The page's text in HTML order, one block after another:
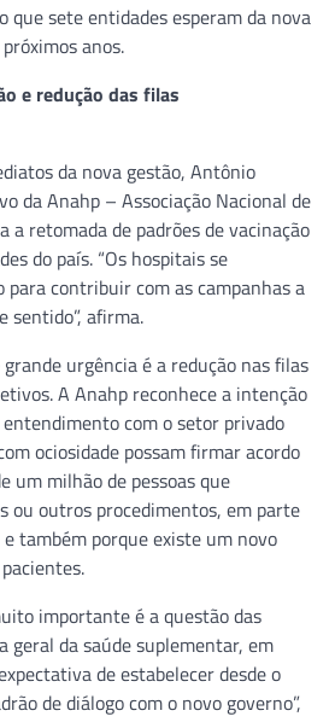
que sete entidades esperam da nova
anos.
e redução das filas
da nova gestão, Antônio
da Anahp – Associação Nacional de
a retomada de padrões de vacinação
do país. “Os hospitais se
para contribuir com as campanhas a
sentido”, afirma.
urgência é a redução nas filas
A Anahp reconhece a intenção
com o setor privado
ociosidade possam firmar acordo
um milhão de pessoas que
ou outros procedimentos, em parte
também porque existe um novo
importante é a questão das
geral da saúde suplementar, em
de estabelecer desde o
de diálogo com o novo governo”,